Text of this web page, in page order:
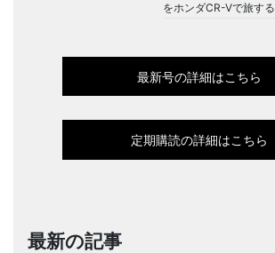
をホンダCR-Vで旅する
最新号の詳細はこちら
定期購読の詳細はこちら
最新の記事